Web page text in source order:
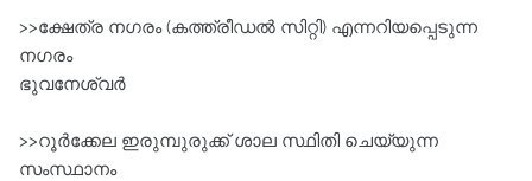
>>ക്ഷേത്ര നഗരം (കത്ത്രീഡൽ സിറ്റി) എന്നറിയപ്പെടുന്ന
നഗരം
ഭുവനേശ്വർ
>>റൂർക്കേല ഇരുമ്പുരുക്ക്‌ ശാല സ്ഥിതി ചെയ്യുന്ന
സംസ്ഥാനം